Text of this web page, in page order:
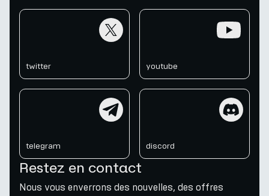
twitter youtube
telegram discord
Restez en contact
Nous vous enverrons des nouvelles, des offres